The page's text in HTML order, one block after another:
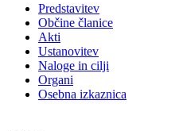
Predstavitev
Občine članice
Akti
Ustanovitev
Naloge in cilji
Organi
Osebna izkaznica